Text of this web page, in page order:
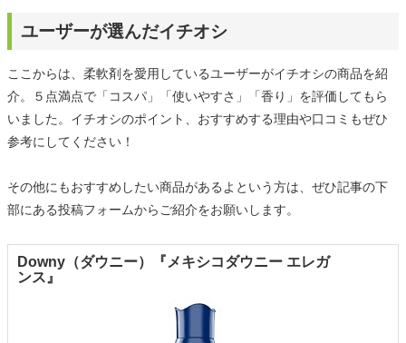
ユーザーが選んだイチオシ
ここからは、柔軟剤を愛用しているユーザーがイチオシの商品を紹
介。５点満点で「コスパ」「使いやすさ」「香り」を評価してもら
いました。イチオシのポイント、おすすめする理由や口コミもぜひ
参考にしてください！
その他にもおすすめしたい商品があるよという方は、ぜひ記事の下
部にある投稿フォームからご紹介をお願いします。
Downy（ダウニー）『メキシコダウニー エレガ
ンス』